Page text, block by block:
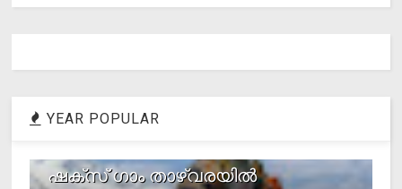
YEAR POPULAR
ഷക്സ് ​ഗാം താഴ്‌വരയിൽ